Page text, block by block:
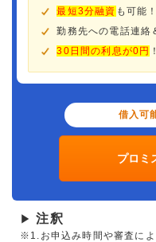
最短3分融資 も可能！
勤務先への電話連絡
30日間の利息が0円 ！
借入可
プロミ
▶ 注釈
※1.お申込み時間や審査に